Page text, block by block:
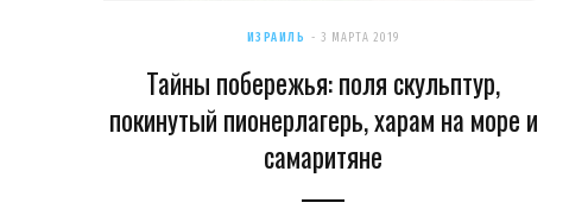
ИЗРАИЛЬ 3 МАРТА 2019
Тайны побережья: поля скульптур,
покинутый пионерлагерь, харам на море и
самаритяне